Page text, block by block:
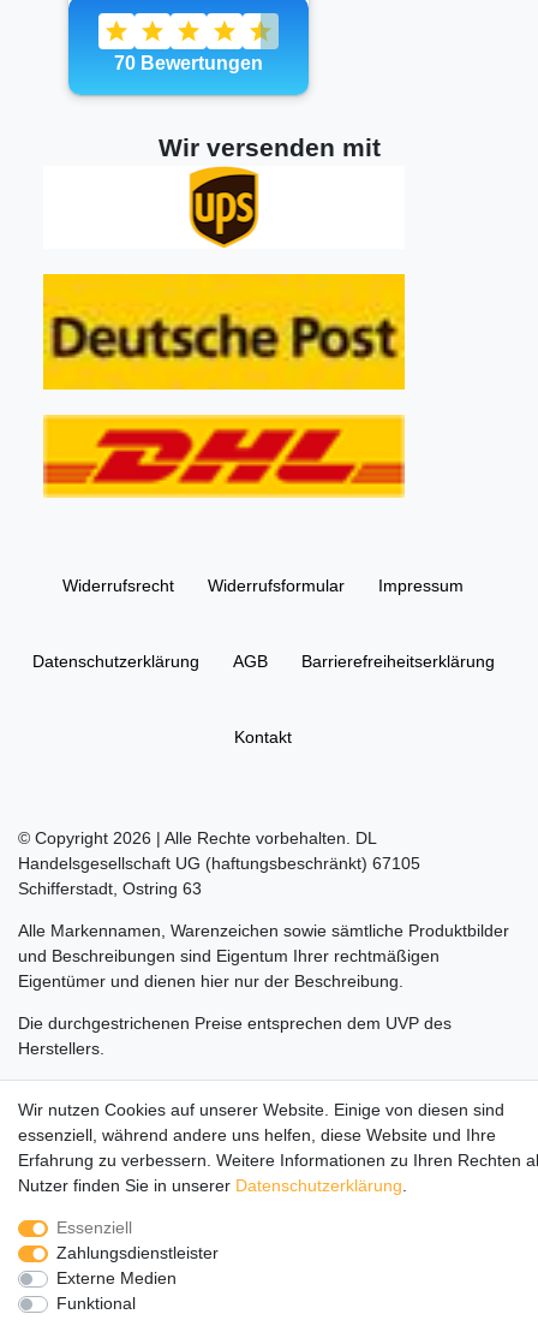
Wir versenden mit
Widerrufs­recht Widerrufs­formular Impressum
Daten­schutz­erklärung AGB Barrierefreiheitserklärung
Kontakt
© Copyright 2026 | Alle Rechte vorbehalten. DL
Handelsgesellschaft UG (haftungsbeschränkt) 67105
Schifferstadt, Ostring 63
Alle Markennamen, Warenzeichen sowie sämtliche Produktbilder
und Beschreibungen sind Eigentum Ihrer rechtmäßigen
Eigentümer und dienen hier nur der Beschreibung.
Die durchgestrichenen Preise entsprechen dem UVP des
Herstellers.
CHIMA, NINJAGO, BIONICLE, MINDSTORMS und MIXELS sind
urheberrechtlich geschützte Markenzeichen der LEGO Gruppe.
©2022 The LEGO Group
Wir nutzen Cookies auf unserer Website. Einige von diesen sind
essenziell, während andere uns helfen, diese Website und Ihre
Erfahrung zu verbessern. Weitere Informationen zu Ihren Rechten
Nutzer finden Sie in unserer Daten­schutz­erklärung
Essenziell
Zahlungsdienstleister
Externe Medien
Funktional